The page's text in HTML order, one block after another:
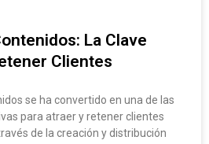
La Clave
Clientes
se ha convertido en una de las
para atraer y retener clientes
de la creación y distribución